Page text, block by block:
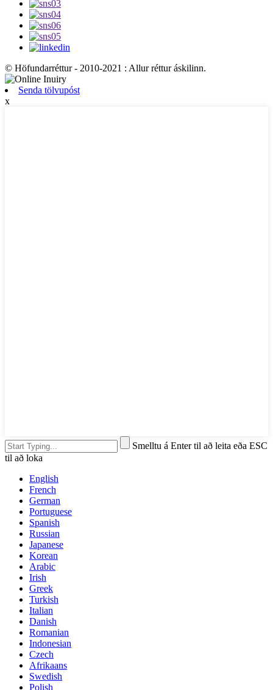
© Höfundarréttur - 2010-2021 : Allur réttur áskilinn.
Senda tölvupóst
x
Smelltu á Enter til að leita eða ESC
til að loka
English
French
German
Portuguese
Spanish
Russian
Japanese
Korean
Arabic
Irish
Greek
Turkish
Italian
Danish
Romanian
Indonesian
Czech
Afrikaans
Swedish
Polish